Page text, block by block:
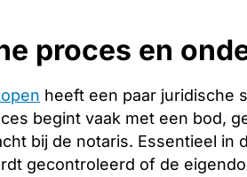
proces en
heeft een paar juridische
begint vaak met een bod,
bij de notaris. Essentieel in
gecontroleerd of de